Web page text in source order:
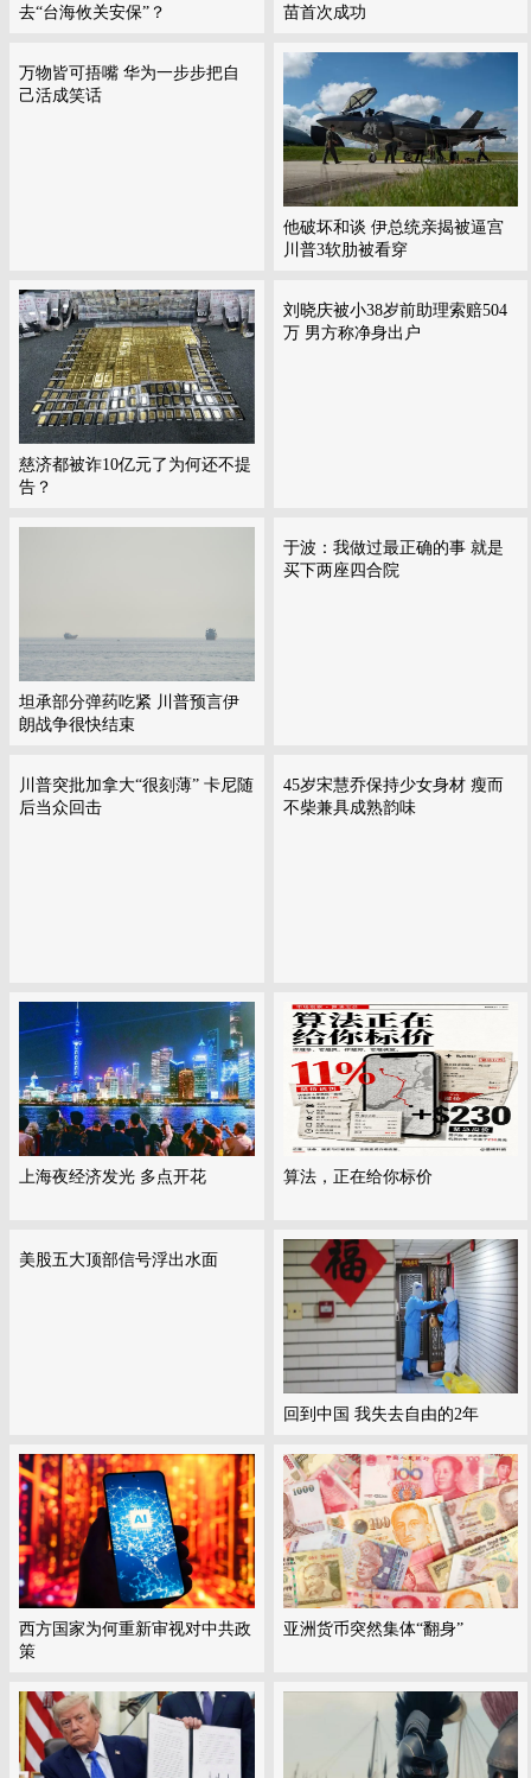
去“台海攸关安保”？
苗首次成功
万物皆可捂嘴 华为一步步把自
己活成笑话
他破坏和谈 伊总统亲揭被逼宫
川普3软肋被看穿
慈济都被诈10亿元了为何还不提
告？
刘晓庆被小38岁前助理索赔504
万 男方称净身出户
坦承部分弹药吃紧 川普预言伊
朗战争很快结束
于波：我做过最正确的事 就是
买下两座四合院
川普突批加拿大“很刻薄” 卡尼随
后当众回击
45岁宋慧乔保持少女身材 瘦而
不柴兼具成熟韵味
上海夜经济发光 多点开花 算法，正在给你标价
美股五大顶部信号浮出水面
回到中国 我失去自由的2年
西方国家为何重新审视对中共政
策
亚洲货币突然集体“翻身”